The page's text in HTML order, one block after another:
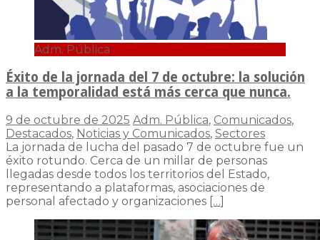
Adm. Pública
Éxito de la jornada del 7 de octubre: la solución
a la temporalidad está más cerca que nunca.
9 de octubre de 2025 Adm. Pública, Comunicados,
Destacados, Noticias y Comunicados, Sectores
La jornada de lucha del pasado 7 de octubre fue un
éxito rotundo. Cerca de un millar de personas
llegadas desde todos los territorios del Estado,
representando a plataformas, asociaciones de
personal afectado y organizaciones […]